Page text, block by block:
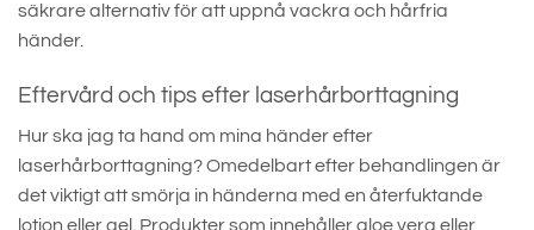
säkrare alternativ för att uppnå vackra och hårfria
händer.
Eftervård och tips efter laserhårborttagning
Hur ska jag ta hand om mina händer efter
laserhårborttagning? Omedelbart efter behandlingen är
det viktigt att smörja in händerna med en återfuktande
lotion eller gel. Produkter som innehåller aloe vera eller